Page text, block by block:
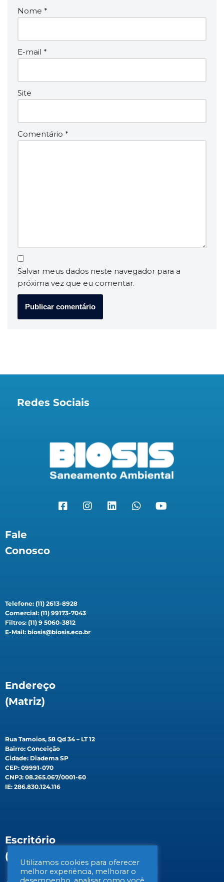
Nome *
E-mail *
Site
Comentário *
Salvar meus dados neste navegador para a
próxima vez que eu comentar.
Redes Sociais
Fale
Conosco
Telefone: (11) 2613-8928
Comercial: (11) 99173-7043
Filtros: (11) 9 5060-3812
E-Mail: biosis@biosis.eco.br
Endereço
(Matriz)
Rua Tamoios, 58 Qd 34 – LT 12
Bairro: Conceição
Cidade: Diadema SP
CEP: 09991-070
CNPJ: 08.265.067/0001-60
IE: 286.830.124.116
Escritório
(Filial)
Utilizamos cookies para oferecer
melhor experiência, melhorar o